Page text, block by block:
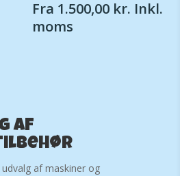
Fra 1.500,00 kr. Inkl.
moms
af
af maskiner og